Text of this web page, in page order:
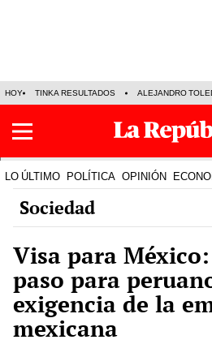
HOY TINKA RESULTADOS ALEJANDRO
LO ÚLTIMO POLÍTICA OPINIÓN
Sociedad
Visa para
paso para
exigencia de la
mexicana